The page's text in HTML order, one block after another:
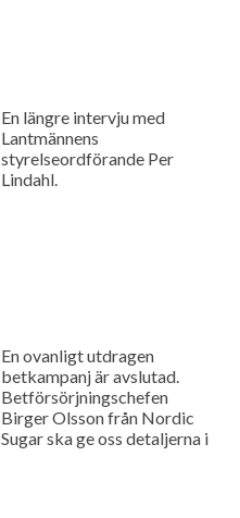
En längre intervju med
Lantmännens
styrelseordförande Per
Lindahl.
En ovanligt utdragen
betkampanj är avslutad.
Betförsörjningschefen
Birger Olsson från Nordic
Sugar ska ge oss detaljerna i